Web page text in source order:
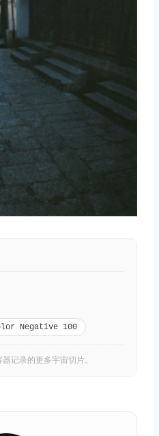
Negative 100
记录的更多宇宙切片。